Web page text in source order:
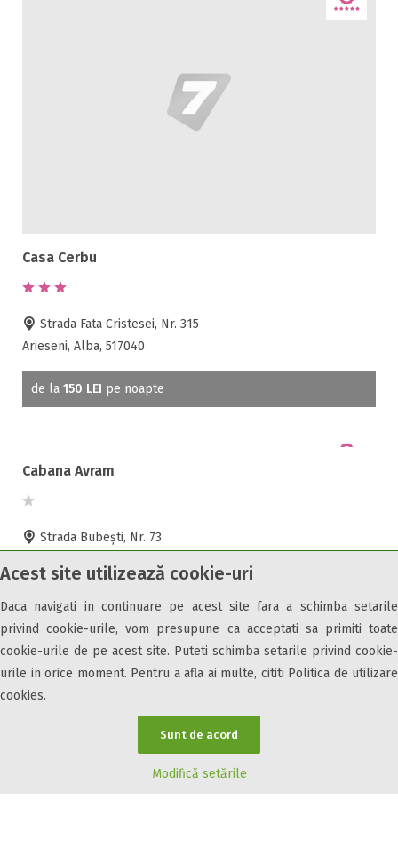
Acest site utilizează cookie-uri
Daca navigati in continuare pe acest site fara a schimba setarile
privind cookie-urile, vom presupune ca acceptati sa primiti toate
cookie-urile de pe acest site. Puteti schimba setarile privind cookie-
urile in orice moment. Pentru a afla ai multe, cititi Politica de utilizare
cookies.
Sunt de acord
Modifică setările
Casa Cerbu
Strada Fata Cristesei, Nr. 315
Arieseni, Alba, 517040
de la 150 LEI pe noapte
Cabana Avram
Strada Bubești, Nr. 73
de la150 LEIpe noapte
Cazare7 vă pune la dispozitie informatii despre unitati de cazare din toate
Utilizand acest serviciu inseamna ca sunteti de acord cu